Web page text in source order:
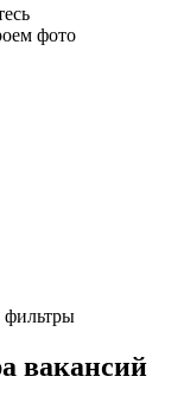
фото
фильтры
вакансий